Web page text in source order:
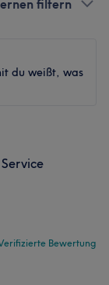
filtern
du weißt, was
Bewertung